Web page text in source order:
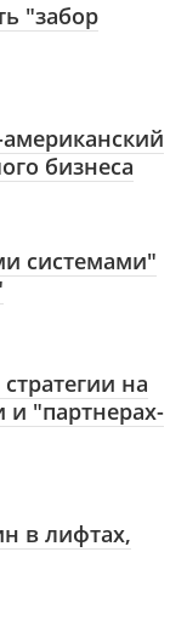
"забор
бизнеса
системами"
на
и "партнерах-
в лифтах,